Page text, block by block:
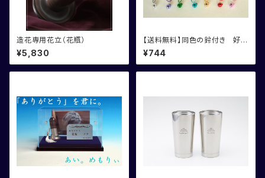
造花専用花立（花瓶）
¥5,830
【送料無料】同色の鈴付き 好き
な色５本選べる！根付紐
¥744